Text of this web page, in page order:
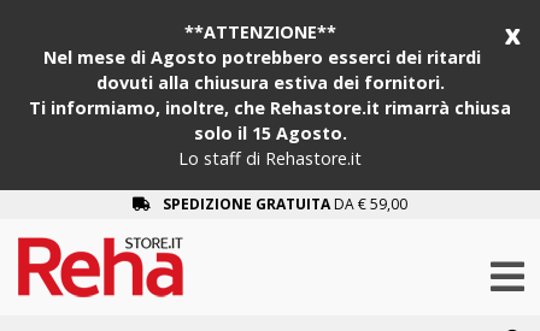
x
**ATTENZIONE**
Nel mese di Agosto potrebbero esserci dei ritardi
dovuti alla chiusura estiva dei fornitori.
Ti informiamo, inoltre, che Rehastore.it rimarrà chiusa
solo il 15 Agosto.
Lo staff di Rehastore.it
SPEDIZIONE GRATUITADA € 59,00